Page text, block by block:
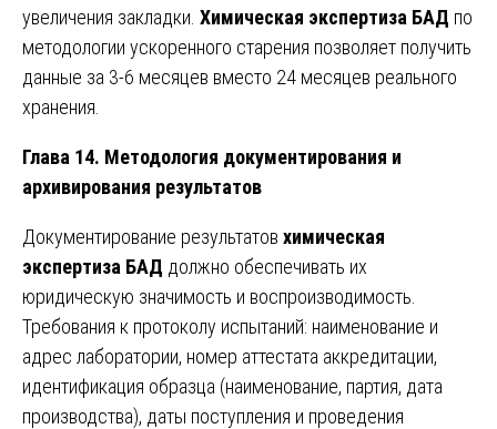
увеличения закладки. Химическая экспертиза БАД по
методологии ускоренного старения позволяет получить
данные за 3-6 месяцев вместо 24 месяцев реального
хранения.
Глава 14. Методология документирования и
архивирования результатов
Документирование результатов химическая
экспертиза БАД должно обеспечивать их
юридическую значимость и воспроизводимость.
Требования к протоколу испытаний: наименование и
адрес лаборатории, номер аттестата аккредитации,
идентификация образца (наименование, партия, дата
производства), даты поступления и проведения